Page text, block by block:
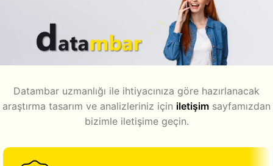
Datambar uzmanlığı ile ihtiyacınıza göre hazırlanacak
araştırma tasarım ve analizleriniz için iletişim sayfamızdan
bizimle iletişime geçin.